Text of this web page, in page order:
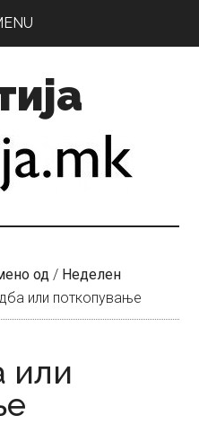
од / Неделен
или поткопување
или